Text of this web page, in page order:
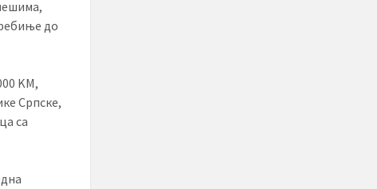
до
KМ,
Српске,
са